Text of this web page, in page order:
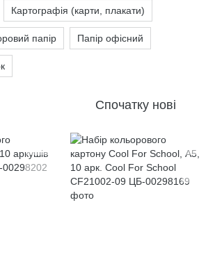
Картографія (карти, плакати)
папір Папір офісний
Спочатку нові